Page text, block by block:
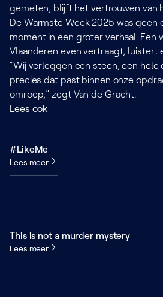
gemeten, blijft het vertrouwen van
De Warmste Week 2025 was geen
moment in een groter verhaal. Een
Vlaanderen even vertraagt, luistert
“Wij verleggen een steen, een hele
precies dat past binnen onze
omroep,” zegt Van de Gracht.
Lees ook
#LikeMe
Lees meer
This is not a murder mystery
Lees meer